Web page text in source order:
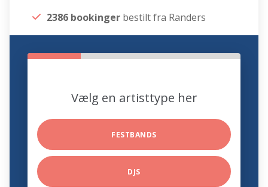
2386 bookinger bestilt fra Randers
Vælg en artisttype her
FESTBANDS
DJS